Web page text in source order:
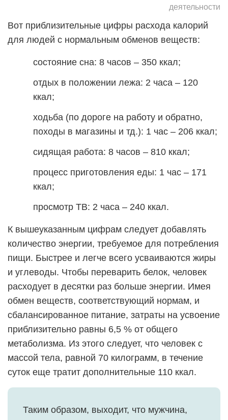
деятельности
Вот приблизительные цифры расхода калорий
для людей с нормальным обменов веществ:
состояние сна: 8 часов – 350 ккал;
отдых в положении лежа: 2 часа – 120
ккал;
ходьба (по дороге на работу и обратно,
походы в магазины и тд.): 1 час – 206 ккал;
сидящая работа: 8 часов – 810 ккал;
процесс приготовления еды: 1 час – 171
ккал;
просмотр ТВ: 2 часа – 240 ккал.
К вышеуказанным цифрам следует добавлять
количество энергии, требуемое для потребления
пищи. Быстрее и легче всего усваиваются жиры
и углеводы. Чтобы переварить белок, человек
расходует в десятки раз больше энергии. Имея
обмен веществ, соответствующий нормам, и
сбалансированное питание, затраты на усвоение
приблизительно равны 6,5 % от общего
метаболизма. Из этого следует, что человек с
массой тела, равной 70 килограмм, в течение
суток еще тратит дополнительные 110 ккал.
Таким образом, выходит, что мужчина,